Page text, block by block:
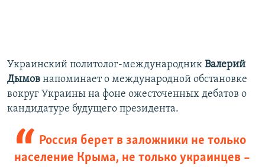
Украинский политолог-международник Валерий
Дымов напоминает о международной обстановке
вокруг Украины на фоне ожесточенных дебатов о
кандидатуре будущего президента.
Россия берет в заложники не только
население Крыма, не только украинцев –